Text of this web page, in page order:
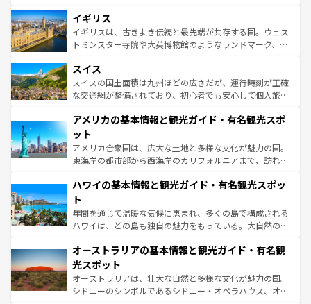
香り高いラベンダー畑など、多彩な楽しみ方が可能だ。さ
らに、パリ以外の地域にも魅力が溢れており、どの街角に
も豊かな歴史と文化が息づいている。パリ以外の個性あふ
を参照してほしい。
顔を持つこの国は、どこを歩いても飽きることがない。ベ
ルリンの文化的活気、バイエルン州のアルプスの絶景、そ
してライン川沿いのワイン畑といった風景は必見。ビール
は、お酒好きな人にはぜひ体験してほしい。 なお、新着の
ドイツ情報はコンテンツ一覧を参照してほしい。
イギリス
イギリスは、古きよき伝統と最先端が共存する国。ウェス
トミンスター寺院や大英博物館のようなランドマーク、歴
リアごとに異なる魅力がある。また、優雅なアフタヌーン
ティー、ビール好きにはたまらない英国パブ、サッカー観
戦など、本場だからこそできる体験も豊富。イギリスを旅
ンツ一覧を参照してほしい。
スイス
スイスの国土面積は九州ほどの広さだが、運行時刻が正確
な交通網が整備されており、初心者でも安心して個人旅行
の建物がそのまま残る町や、スイスならではのユニークな
博物館もあり、アルプス観光だけでなく町歩きも満喫する
ことができる。国民の所得が高いため物価も高いが、旅行
者向けの交通パス提供のサービスもあり、うまく活用すれ
着のスイス情報はコンテンツ一覧を参照してほしい。
アメリカの基本情報と観光ガイド・有名観光スポ
ット
アメリカ合衆国は、広大な土地と多様な文化が魅力の国。
東海岸の都市部から西海岸のカリフォルニアまで、訪れる
のような巨大都市は、観光、ショッピング、エンターテイ
ンメントが詰まった刺激的なスポットだ。一方、アメリカ
西部には大自然が広がり、グランドキャニオンやイエロー
ストーン国立公園といった絶景が堪能できる。さらに、南
文化が魅力。旅行者はアメリカの各地域で異なる魅力を楽
しみながら、その多様性と豊かな歴史を感じることができ
るだろう。車でのロードトリップや列車の旅も、アメリカ
ならではの贅沢な旅のスタイルだ。 なお、新着のアメリカ
情報は コンテンツ一覧 を参照してほしい。
ハワイの基本情報と観光ガイド・有名観光スポッ
ト
年間を通じて温暖な気候に恵まれ、多くの島で構成される
ハワイは、どの島も独自の魅力をもっている。大自然の神
ワイ島は見逃せない。また、定番の観光地といえばオアフ
島だが、静かな自然を求めるならマウイ島やカウアイ島が
おすすめ。エメラルドグリーンに輝く海をはじめ、豊かな
文化や歴史が息づいている。「アロハスピリット」と呼ば
オーストラリアの基本情報と観光ガイド・有名観
光スポット
オーストラリアは、壮大な自然と多様な文化が魅力の国。
シドニーのシンボルであるシドニー・オペラハウス、オー